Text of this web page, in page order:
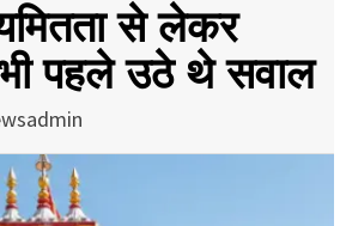
से लेकर
भी पहले उठे थे सवाल